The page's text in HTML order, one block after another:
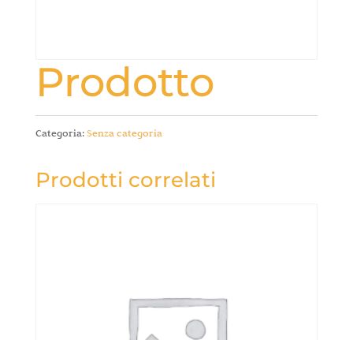
Prodotto
Categoria:Senza categoria
Prodotti correlati